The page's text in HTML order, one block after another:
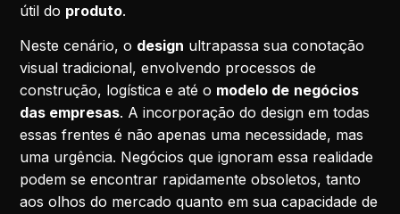
útil do produto.
Neste cenário, o design ultrapassa sua conotação
visual tradicional, envolvendo processos de
construção, logística e até o modelo de negócios
das empresas. A incorporação do design em todas
essas frentes é não apenas uma necessidade, mas
uma urgência. Negócios que ignoram essa realidade
podem se encontrar rapidamente obsoletos, tanto
aos olhos do mercado quanto em sua capacidade de